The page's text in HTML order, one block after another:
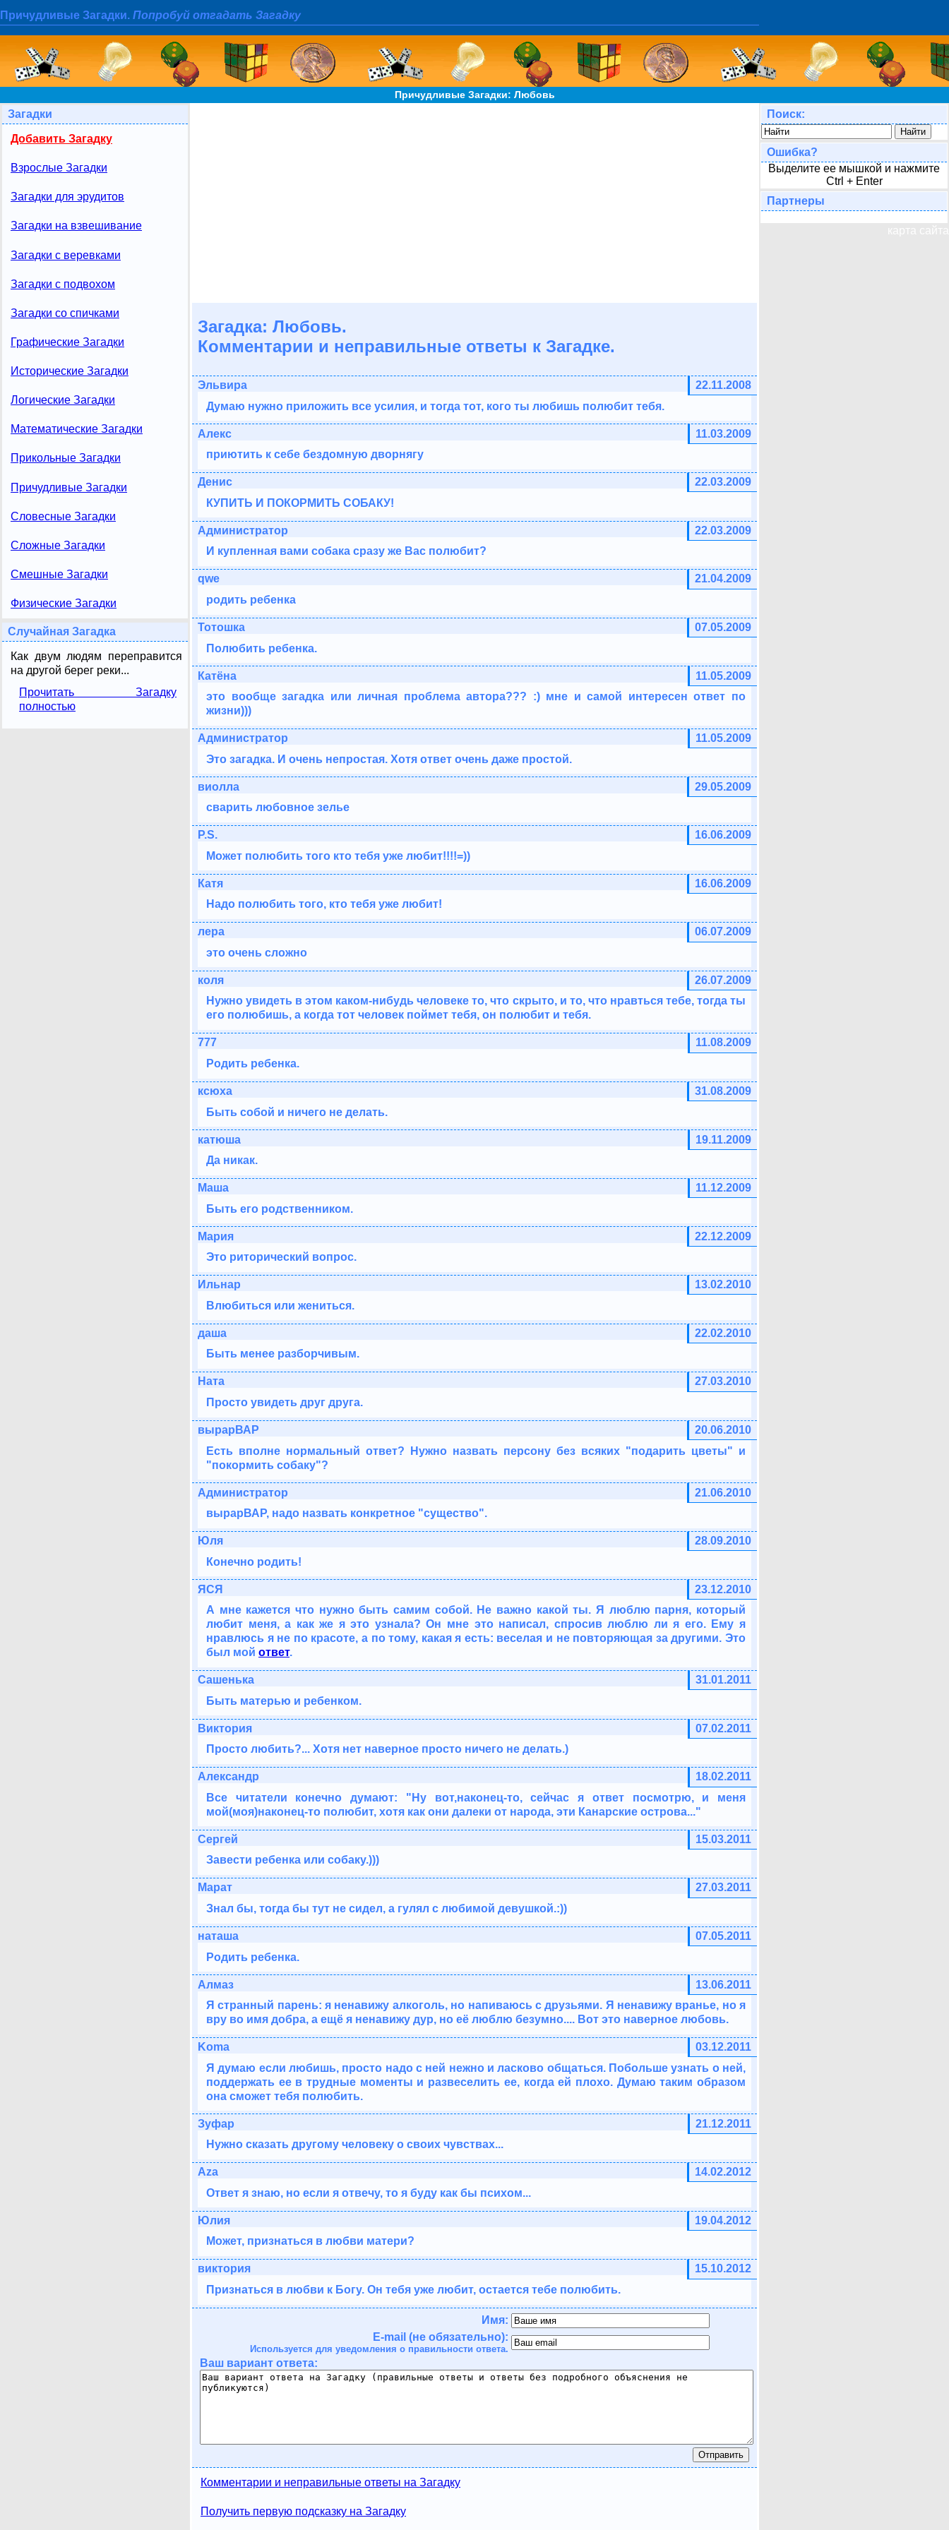
Причудливые Загадки. Попробуй отгадать Загадку
Причудливые Загадки: Любовь
Загадки
Добавить Загадку
Взрослые Загадки
Загадки для эрудитов
Загадки на взвешивание
Загадки с веревками
Загадки с подвохом
Загадки со спичками
Графические Загадки
Исторические Загадки
Логические Загадки
Математические Загадки
Прикольные Загадки
Причудливые Загадки
Словесные Загадки
Сложные Загадки
Смешные Загадки
Физические Загадки
Случайная Загадка
Как двум людям переправится
на другой берег реки...
Прочитать Загадку
полностью
Загадка: Любовь.
Комментарии и неправильные ответы к Загадке.
22.11.2008
Эльвира
Думаю нужно приложить все усилия, и тогда тот, кого ты любишь полюбит тебя.
11.03.2009
Алекс
приютить к себе бездомную дворнягу
22.03.2009
Денис
КУПИТЬ И ПОКОРМИТЬ СОБАКУ!
22.03.2009
Администратор
И купленная вами собака сразу же Вас полюбит?
21.04.2009
qwe
родить ребенка
07.05.2009
Тотошка
Полюбить ребенка.
11.05.2009
Катёна
это вообще загадка или личная проблема автора??? :) мне и самой интересен ответ по
жизни)))
11.05.2009
Администратор
Это загадка. И очень непростая. Хотя ответ очень даже простой.
29.05.2009
виолла
сварить любовное зелье
16.06.2009
P.S.
Может полюбить того кто тебя уже любит!!!!=))
16.06.2009
Катя
Надо полюбить того, кто тебя уже любит!
06.07.2009
лера
это очень сложно
26.07.2009
коля
Нужно увидеть в этом каком-нибудь человеке то, что скрыто, и то, что нравться тебе, тогда ты
его полюбишь, а когда тот человек поймет тебя, он полюбит и тебя.
11.08.2009
777
Родить ребенка.
31.08.2009
ксюха
Быть собой и ничего не делать.
19.11.2009
катюша
Да никак.
11.12.2009
Маша
Быть его родственником.
22.12.2009
Мария
Это риторический вопрос.
13.02.2010
Ильнар
Влюбиться или жениться.
22.02.2010
даша
Быть менее разборчивым.
27.03.2010
Ната
Просто увидеть друг друга.
20.06.2010
вырарВАР
Есть вполне нормальный ответ? Нужно назвать персону без всяких "подарить цветы" и
"покормить собаку"?
21.06.2010
Администратор
вырарВАР, надо назвать конкретное "существо".
28.09.2010
Юля
Конечно родить!
23.12.2010
ЯСЯ
А мне кажется что нужно быть самим собой. Не важно какой ты. Я люблю парня, который
любит меня, а как же я это узнала? Он мне это написал, спросив люблю ли я его. Ему я
нравлюсь я не по красоте, а по тому, какая я есть: веселая и не повторяющая за другими. Это
был мой ответ.
31.01.2011
Сашенька
Быть матерью и ребенком.
07.02.2011
Виктория
Просто любить?... Хотя нет наверное просто ничего не делать.)
18.02.2011
Александр
Все читатели конечно думают: "Ну вот,наконец-то, сейчас я ответ посмотрю, и меня
мой(моя)наконец-то полюбит, хотя как они далеки от народа, эти Канарские острова..."
15.03.2011
Сергей
Завести ребенка или собаку.)))
27.03.2011
Марат
Знал бы, тогда бы тут не сидел, а гулял с любимой девушкой.:))
07.05.2011
наташа
Родить ребенка.
13.06.2011
Алмаз
Я странный парень: я ненавижу алкоголь, но напиваюсь с друзьями. Я ненавижу вранье, но я
вру во имя добра, а ещё я ненавижу дур, но её люблю безумно.... Вот это наверное любовь.
03.12.2011
Koma
Я думаю если любишь, просто надо с ней нежно и ласково общаться. Побольше узнать о ней,
поддержать ее в трудные моменты и развеселить ее, когда ей плохо. Думаю таким образом
она сможет тебя полюбить.
21.12.2011
Зуфар
Нужно сказать другому человеку о своих чувствах...
14.02.2012
Aza
Ответ я знаю, но если я отвечу, то я буду как бы психом...
19.04.2012
Юлия
Может, признаться в любви матери?
15.10.2012
виктория
Признаться в любви к Богу. Он тебя уже любит, остается тебе полюбить.
Имя:
E-mail (не обязательно):
Используется для уведомления о правильности ответа.
Ваш вариант ответа:
Комментарии и неправильные ответы на Загадку
Получить первую подсказку на Загадку
Поиск:
Ошибка?
Выделите ее мышкой и нажмите
Ctrl + Enter
Партнеры